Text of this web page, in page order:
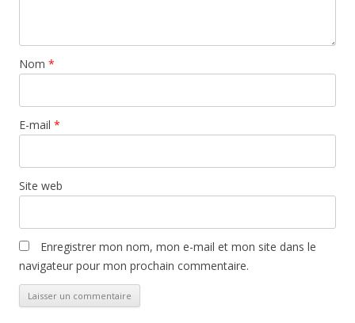
Nom *
E-mail *
Site web
Enregistrer mon nom, mon e-mail et mon site dans le
navigateur pour mon prochain commentaire.